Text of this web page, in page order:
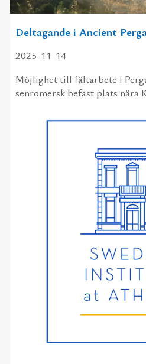
Deltagande i Ancient
2025-11-14
Möjlighet till fältarbete i
senromersk befäst plats nära